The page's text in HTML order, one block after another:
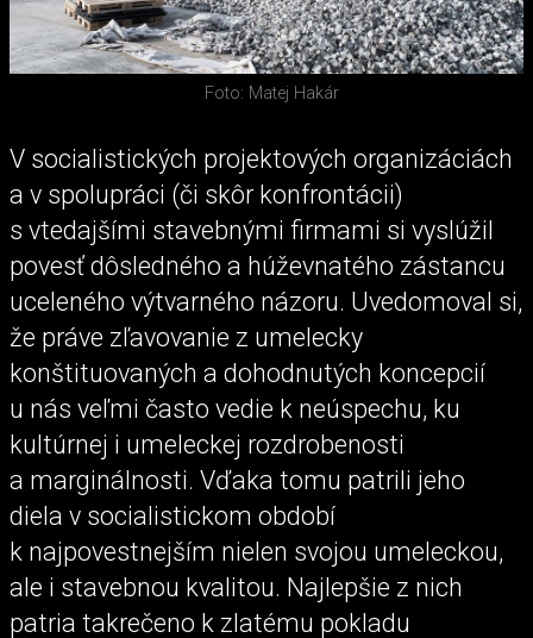
Foto: Matej Hakár
V socialistických projektových organizáciách
a v spolupráci (či skôr konfrontácii)
s vtedajšími stavebnými firmami si vyslúžil
povesť dôsledného a húževnatého zástancu
uceleného výtvarného názoru. Uvedomoval si,
že práve zľavovanie z umelecky
konštituovaných a dohodnutých koncepcií
u nás veľmi často vedie k neúspechu, ku
kultúrnej i umeleckej rozdrobenosti
a marginálnosti. Vďaka tomu patrili jeho
diela v socialistickom období
k najpovestnejším nielen svojou umeleckou,
ale i stavebnou kvalitou. Najlepšie z nich
patria takrečeno k zlatému pokladu